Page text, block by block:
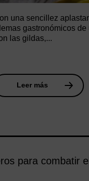
una sencillez
gastronómicos de
las gildas,...
Leer más
para combatir